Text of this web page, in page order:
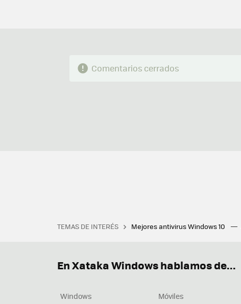
Comentarios cerrados
TEMAS DE INTERÉS Mejores antivirus Windows 10
En Xataka Windows hablamos de...
Windows Móviles